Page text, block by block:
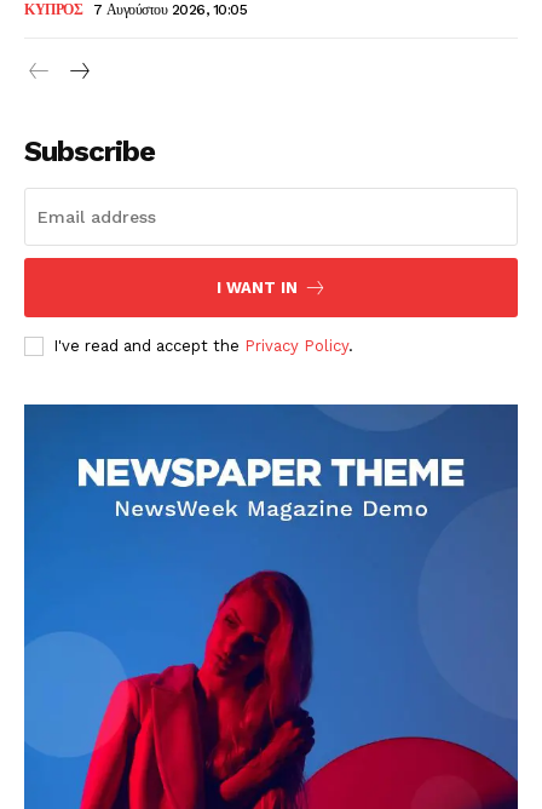
ΚΥΠΡΟΣ 7 Αυγούστου 2026, 10:05
Subscribe
I WANT IN
I've read and accept the Privacy Policy.